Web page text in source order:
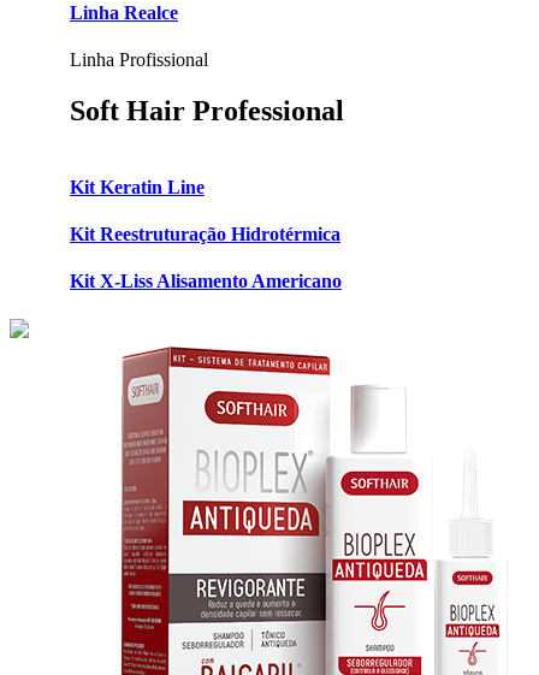
Linha Realce
Linha Profissional
Soft Hair Professional
Kit Keratin Line
Kit Reestruturação Hidrotérmica
Kit X-Liss Alisamento Americano